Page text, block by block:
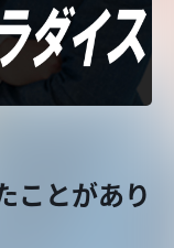
ことがあり